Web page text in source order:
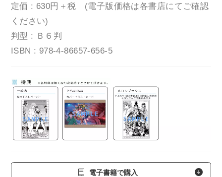
定価 : 630円＋税 (電子版価格は各書店にてご確認
ください)
判型 : Ｂ６判
ISBN : 978-4-86657-656-5
電子書籍で購入